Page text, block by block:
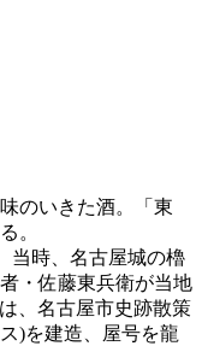
のいきた酒。「東
。
当時、名古屋城の櫓
・佐藤東兵衛が当地
、名古屋市史跡散策
)を建造、屋号を龍